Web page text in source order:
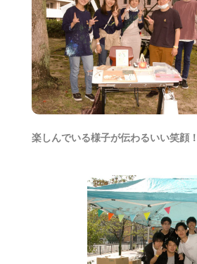
楽しんでいる様子が伝わるいい笑顔！